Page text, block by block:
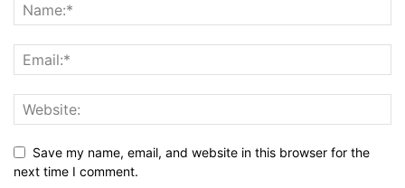
Save my name, email, and website in this browser for the
next time I comment.